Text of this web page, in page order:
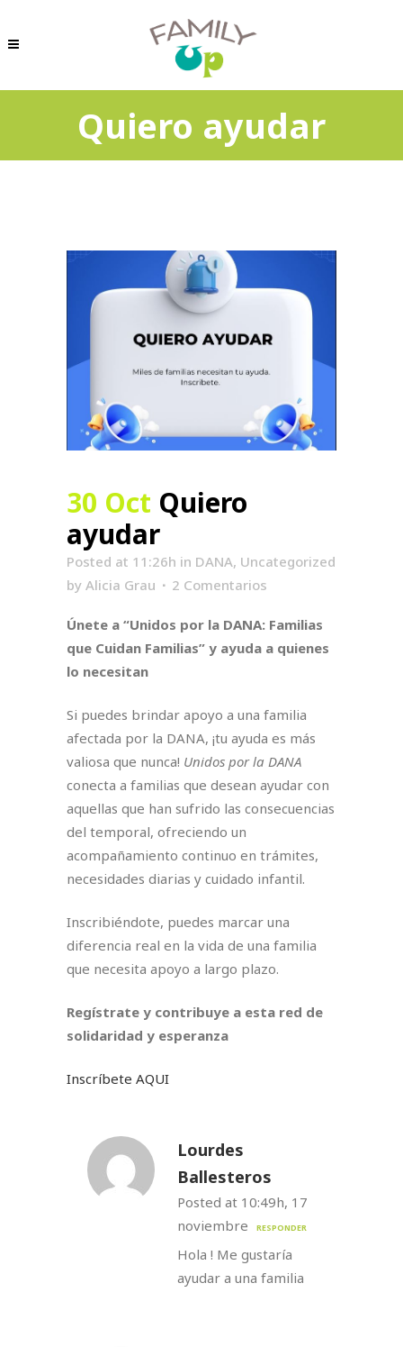
Quiero ayudar
30 Oct Quiero
ayudar
Posted at 11:26h in DANA, Uncategorized
by Alicia Grau 2 Comentarios
Únete a “Unidos por la DANA: Familias
que Cuidan Familias” y ayuda a quienes
lo necesitan
Si puedes brindar apoyo a una familia
afectada por la DANA, ¡tu ayuda es más
valiosa que nunca! Unidos por la DANA
conecta a familias que desean ayudar con
aquellas que han sufrido las consecuencias
del temporal, ofreciendo un
acompañamiento continuo en trámites,
necesidades diarias y cuidado infantil.
Inscribiéndote, puedes marcar una
diferencia real en la vida de una familia
que necesita apoyo a largo plazo.
Regístrate y contribuye a esta red de
solidaridad y esperanza
Inscríbete AQUI
Lourdes
Ballesteros
Posted at 10:49h, 17
noviembre
RESPONDER
Hola ! Me gustaría
ayudar a una familia